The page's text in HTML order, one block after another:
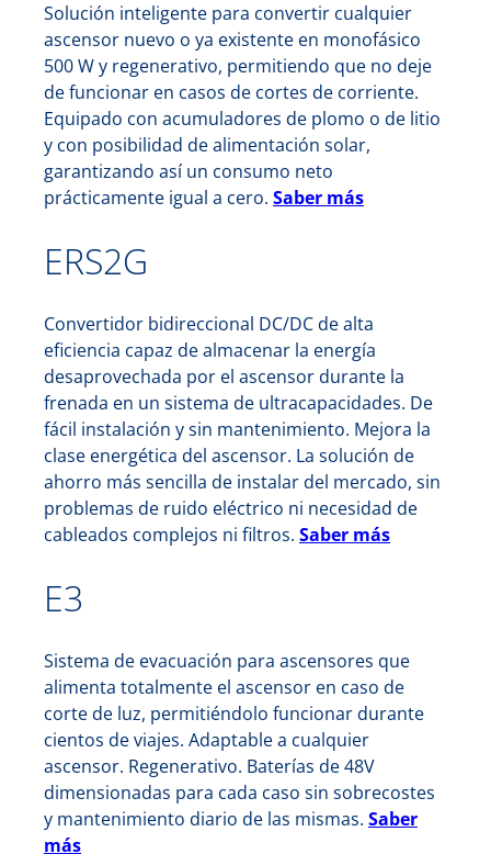
Solución inteligente para convertir cualquier
ascensor nuevo o ya existente en monofásico
500 W y regenerativo, permitiendo que no deje
de funcionar en casos de cortes de corriente.
Equipado con acumuladores de plomo o de litio
y con posibilidad de alimentación solar,
garantizando así un consumo neto
prácticamente igual a cero. Saber más
ERS2G
Convertidor bidireccional DC/DC de alta
eficiencia capaz de almacenar la energía
desaprovechada por el ascensor durante la
frenada en un sistema de ultracapacidades. De
fácil instalación y sin mantenimiento. Mejora la
clase energética del ascensor. La solución de
ahorro más sencilla de instalar del mercado, sin
problemas de ruido eléctrico ni necesidad de
cableados complejos ni filtros. Saber más
E3
Sistema de evacuación para ascensores que
alimenta totalmente el ascensor en caso de
corte de luz, permitiéndolo funcionar durante
cientos de viajes. Adaptable a cualquier
ascensor. Regenerativo. Baterías de 48V
dimensionadas para cada caso sin sobrecostes
y mantenimiento diario de las mismas. Saber
más